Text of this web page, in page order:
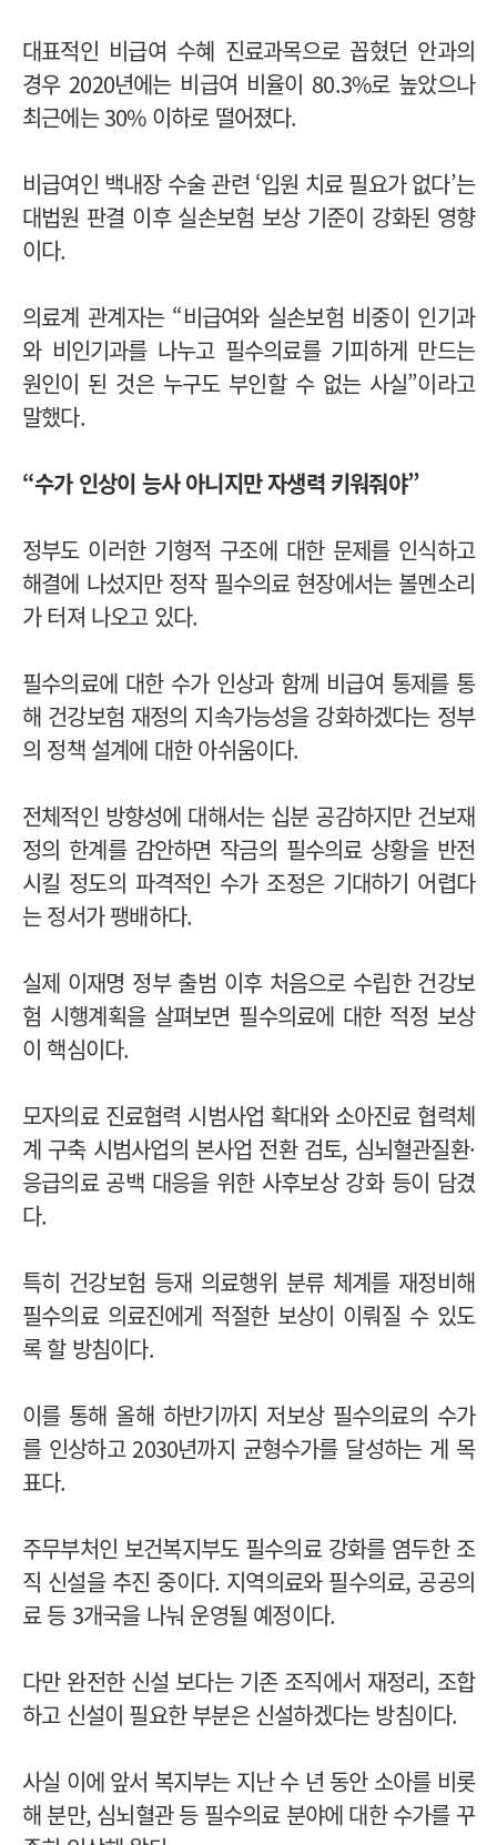
대표적인 비급여 수혜 진료과목으로 꼽혔던 안과의
경우 2020년에는 비급여 비율이 80.3%로 높았으나
최근에는 30% 이하로 떨어졌다.
비급여인 백내장 수술 관련 ‘입원 치료 필요가 없다’는
대법원 판결 이후 실손보험 보상 기준이 강화된 영향
이다.
의료계 관계자는 “비급여와 실손보험 비중이 인기과
와 비인기과를 나누고 필수의료를 기피하게 만드는
원인이 된 것은 누구도 부인할 수 없는 사실”이라고
말했다.
“수가 인상이 능사 아니지만 자생력 키워줘야”
정부도 이러한 기형적 구조에 대한 문제를 인식하고
해결에 나섰지만 정작 필수의료 현장에서는 볼멘소리
가 터져 나오고 있다.
필수의료에 대한 수가 인상과 함께 비급여 통제를 통
해 건강보험 재정의 지속가능성을 강화하겠다는 정부
의 정책 설계에 대한 아쉬움이다.
전체적인 방향성에 대해서는 십분 공감하지만 건보재
정의 한계를 감안하면 작금의 필수의료 상황을 반전
시킬 정도의 파격적인 수가 조정은 기대하기 어렵다
는 정서가 팽배하다.
실제 이재명 정부 출범 이후 처음으로 수립한 건강보
험 시행계획을 살펴보면 필수의료에 대한 적정 보상
이 핵심이다.
모자의료 진료협력 시범사업 확대와 소아진료 협력체
계 구축 시범사업의 본사업 전환 검토, 심뇌혈관질환·
응급의료 공백 대응을 위한 사후보상 강화 등이 담겼
다.
특히 건강보험 등재 의료행위 분류 체계를 재정비해
필수의료 의료진에게 적절한 보상이 이뤄질 수 있도
록 할 방침이다.
이를 통해 올해 하반기까지 저보상 필수의료의 수가
를 인상하고 2030년까지 균형수가를 달성하는 게 목
표다.
주무부처인 보건복지부도 필수의료 강화를 염두한 조
직 신설을 추진 중이다. 지역의료와 필수의료, 공공의
료 등 3개국을 나눠 운영될 예정이다.
다만 완전한 신설 보다는 기존 조직에서 재정리, 조합
하고 신설이 필요한 부분은 신설하겠다는 방침이다.
사실 이에 앞서 복지부는 지난 수 년 동안 소아를 비롯
해 분만, 심뇌혈관 등 필수의료 분야에 대한 수가를 꾸